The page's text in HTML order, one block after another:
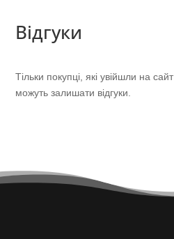
Відгуки
Тільки покупці, які увійшли на
можуть залишати відгуки.